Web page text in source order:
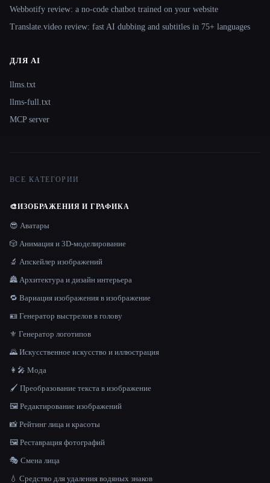
Webbotify review: a no-code chatbot trained on your website
Translate.video review: fast AI dubbing and subtitles in 75+ languages
ДЛЯ AI
llms.txt
llms-full.txt
MCP server
ВСЕ КАТЕГОРИИ
🎨ИЗОБРАЖЕНИЯ И ГРАФИКА
😎 Аватары
🎲 Анимация и 3D-моделирование
🔬 Апскейлер изображений
🏯 Архитектура и дизайн интерьера
🔁 Вариация изображения в изображение
🪪 Генератор выстрелов в голову
⚜️ Генератор логотипов
🌄 Искусственное искусство и иллюстрация
👩‍🎤 Мода
🖌️ Преобразование текста в изображение
🖼️ Редактирование изображений
📸 Рейтинг лица и красоты
🖼️ Реставрация фотографий
🎭 Смена лица
💧 Средство для удаления водяных знаков